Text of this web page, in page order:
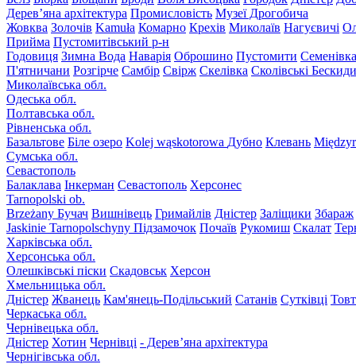
Дерев’яна архітектура Промисловість Музеї Дрогобича
Жовква Золочів Kamuła Комарно Крехів Миколаїв Нагуєвичі
Прийма Пустомитівський р-н
Годовиця Зимна Вода Наварія Оброшино Пустомити Семенівка
П'ятничани Розгірче Самбір Свірж Скелівка Сколівські Бескиди
Миколаївська обл.
Одеська обл.
Полтавська обл.
Рівненська обл.
Базальтове Біле озеро Kolej wąskotorowa Дубно Клевань
Сумська обл.
Севастополь
Балаклава Інкерман Севастополь Херсонес
Tarnopolski ob.
Brzeżany Бучач Вишнівець Гримайлів Дністер Заліщики Збараж
Jaskinie Tarnopolschyny Підзамочок Почаїв Рукомиш Скалат
Харківська обл.
Херсонська обл.
Олешківські піски Скадовськ Херсон
Хмельницька обл.
Дністер Жванець Кам'янець-Подільський Сатанів Сутківці
Черкаська обл.
Чернівецька обл.
Дністер Хотин Чернівці - Дерев’яна архітектура
Чернігівська обл.